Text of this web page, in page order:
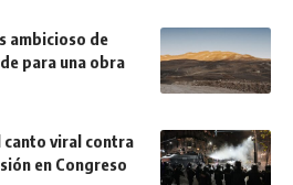
ambicioso de
para una obra
canto viral contra
en Congreso